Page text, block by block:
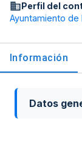
Perfil del
Ayuntamiento de
Información
Datos